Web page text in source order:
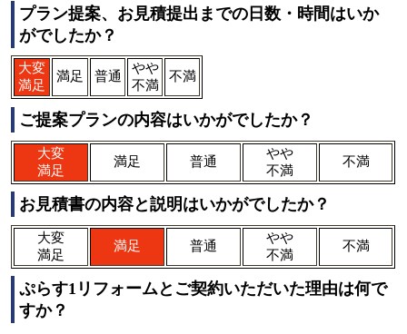
プラン提案、お見積提出までの日数・時間はいか
がでしたか？
大変
満足
満足 普通
やや
不満
不満
ご提案プランの内容はいかがでしたか？
大変
満足
満足 普通
やや
不満
不満
お見積書の内容と説明はいかがでしたか？
大変
満足
満足 普通
やや
不満
不満
ぷらす1リフォームとご契約いただいた理由は何で
すか？